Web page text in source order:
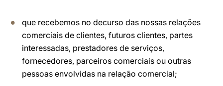
que recebemos no decurso das nossas relações
comerciais de clientes, futuros clientes, partes
interessadas, prestadores de serviços,
fornecedores, parceiros comerciais ou outras
pessoas envolvidas na relação comercial;